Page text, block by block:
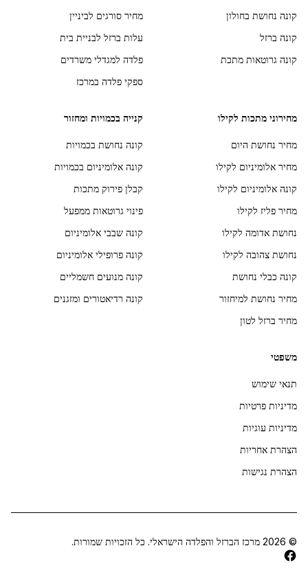
קונה נחושת בחולון
קונה ברזל
קונה גרוטאות מתכת
מחיר סורגים לביניין
עלות ברזל לבניית בית
פלדה למגדלי משרדים
ספקי פלדה במרכז
מחירוני מתכות לקילו
מחיר נחושת היום
מחיר אלומיניום לקילו
קונה אלומיניום לקילו
מחיר פליז לקילו
נחושת אדומה לקילו
נחושת צהובה לקילו
קונה כבלי נחושת
מחיר נחושת למיחזור
מחיר ברזל לטון
קנייה בכמויות ומחזור
קונה נחושת בכמויות
קונה אלומיניום בכמויות
קבלן פירוק מתכות
פינוי גרוטאות ממפעל
קונה שבבי אלומיניום
קונה פרופילי אלומיניום
קונה מנועים חשמליים
קונה רדיאטורים ומזגנים
משפטי
תנאי שימוש
מדיניות פרטיות
מדיניות עוגיות
הצהרת אחריות
הצהרת נגישות
©
2026 מרכז הברזל והפלדה הישראלי. כל הזכויות שמורות.